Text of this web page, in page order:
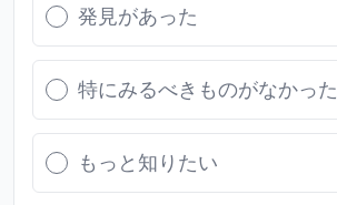
発見があった
特にみるべきものがなかった
もっと知りたい